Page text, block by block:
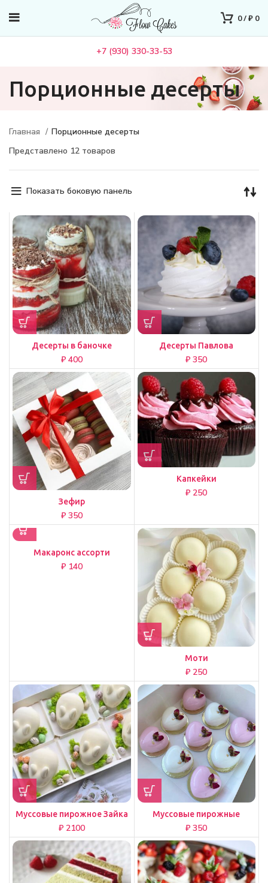
0/₽ 0
+7 (930) 330-33-53
Порционные десерты
Главная
Порционные десерты
Представлено 12 товаров
Показать боковую панель
Десерты в баночке
₽
Десерты Павлова
₽
Зефир
₽
Капкейки
₽
Макаронс ассорти
₽
Моти
₽
Муссовые пирожное Зайка
₽
Муссовые пирожные
₽